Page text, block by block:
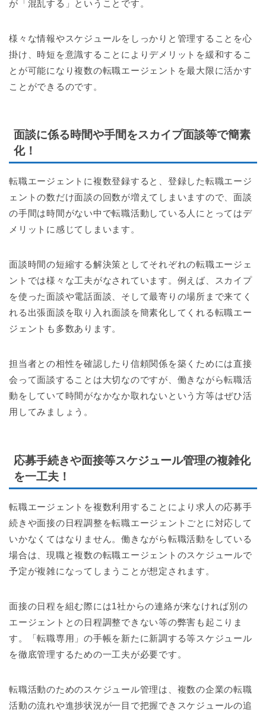
が「混乱する」ということです。
様々な情報やスケジュールをしっかりと管理することを心
掛け、時短を意識することによりデメリットを緩和するこ
とが可能になり複数の転職エージェントを最大限に活かす
ことができるのです。
面談に係る時間や手間をスカイプ面談等で簡素
化！
転職エージェントに複数登録すると、登録した転職エージ
ェントの数だけ面談の回数が増えてしまいますので、面談
の手間は時間がない中で転職活動している人にとってはデ
メリットに感じてしまいます。
面談時間の短縮する解決策としてそれぞれの転職エージェ
ントでは様々な工夫がなされています。例えば、スカイプ
を使った面談や電話面談、そして最寄りの場所まで来てく
れる出張面談を取り入れ面談を簡素化してくれる転職エー
ジェントも多数あります。
担当者との相性を確認したり信頼関係を築くためには直接
会って面談することは大切なのですが、働きながら転職活
動をしていて時間がなかなか取れないという方等はぜひ活
用してみましょう。
応募手続きや面接等スケジュール管理の複雑化
を一工夫！
転職エージェントを複数利用することにより求人の応募手
続きや面接の日程調整を転職エージェントごとに対応して
いかなくてはなりません。働きながら転職活動をしている
場合は、現職と複数の転職エージェントのスケジュールで
予定が複雑になってしまうことが想定されます。
面接の日程を組む際には1社からの連絡が来なければ別の
エージェントとの日程調整できない等の弊害も起こりま
す。「転職専用」の手帳を新たに新調する等スケジュール
を徹底管理するための一工夫が必要です。
転職活動のためのスケジュール管理は、複数の企業の転職
活動の流れや進捗状況が一目で把握できスケジュールの追